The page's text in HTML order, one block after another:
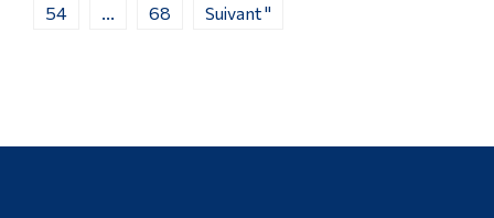
54
68 Suivant "